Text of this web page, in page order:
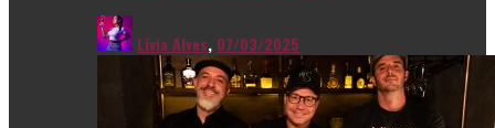
Livia Alves, 07/03/2025